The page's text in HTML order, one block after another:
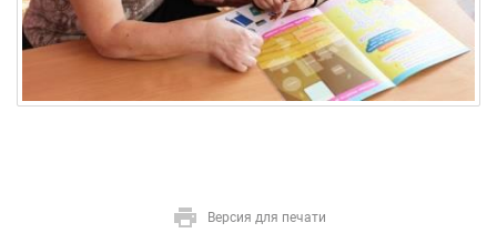
Версия для печати